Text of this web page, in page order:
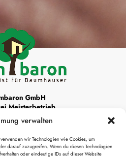
verwalten
wir Technologien wie Cookies, um
darauf zuzugreifen. Wenn du diesen Technologien
oder eindeutige IDs auf dieser Website
GmbH
Meisterbetrieb
ist:
Alm 22
Waakirchen